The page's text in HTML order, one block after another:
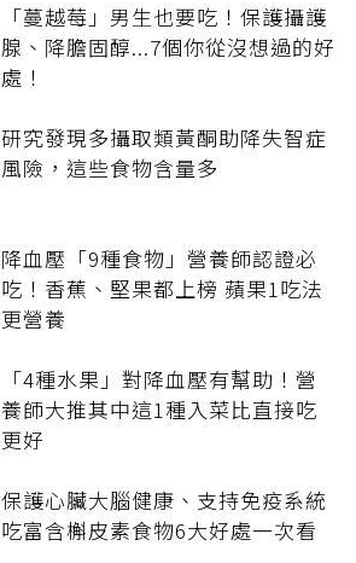
「蔓越莓」男生也要吃！保護攝護
腺、降膽固醇...7個你從沒想過的好
處！
研究發現多攝取類黃酮助降失智症
風險，這些食物含量多
降血壓「9種食物」營養師認證必
吃！香蕉、堅果都上榜 蘋果1吃法
更營養
「4種水果」對降血壓有幫助！營
養師大推其中這1種入菜比直接吃
更好
保護心臟大腦健康、支持免疫系統
吃富含槲皮素食物6大好處一次看